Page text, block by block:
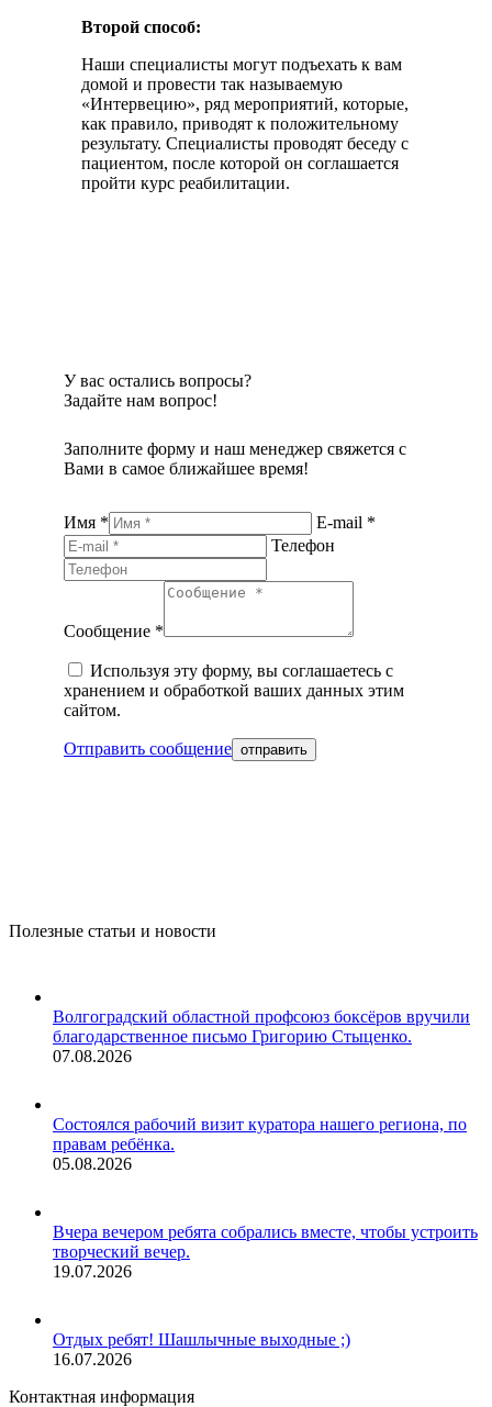
Второй способ:
Наши специалисты могут подъехать к вам
домой и провести так называемую
«Интервецию», ряд мероприятий, которые,
как правило, приводят к положительному
результату. Специалисты проводят беседу с
пациентом, после которой он соглашается
пройти курс реабилитации.
У вас остались вопросы?
Задайте нам вопрос!
Заполните форму и наш менеджер свяжется с
Вами в самое ближайшее время!
Имя *
E-mail *
Телефон
Сообщение *
Используя эту форму, вы соглашаетесь с
хранением и обработкой ваших данных этим
сайтом.
Отправить сообщение
Полезные статьи и новости
Волгоградский областной профсоюз боксёров вручили
благодарственное письмо Григорию Стыценко.
07.08.2026
Состоялся рабочий визит куратора нашего региона, по
правам ребёнка.
05.08.2026
Вчера вечером ребята собрались вместе, чтобы устроить
творческий вечер.
19.07.2026
Отдых ребят! Шашлычные выходные ;)
16.07.2026
Контактная информация